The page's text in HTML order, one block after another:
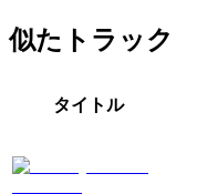
似たトラック
タイトル